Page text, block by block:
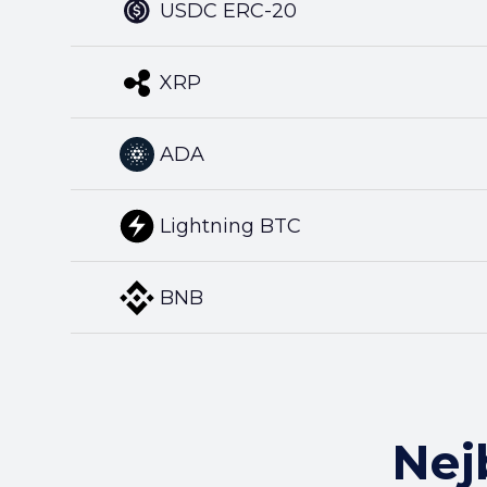
USDC ERC-20
XRP
ADA
Lightning BTC
BNB